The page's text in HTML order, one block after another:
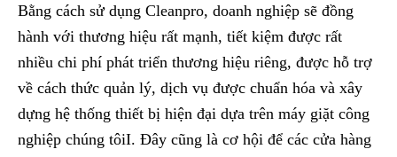
Bằng cách sử dụng Cleanpro, doanh nghiệp sẽ đồng
hành với thương hiệu rất mạnh, tiết kiệm được rất
nhiều chi phí phát triển thương hiệu riêng, được hỗ trợ
về cách thức quản lý, dịch vụ được chuẩn hóa và xây
dựng hệ thống thiết bị hiện đại dựa trên máy giặt công
nghiệp chúng tôiI. Đây cũng là cơ hội để các cửa hàng